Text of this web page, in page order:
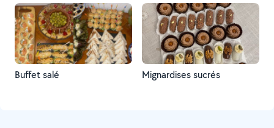
Buffet salé Mignardises sucrés